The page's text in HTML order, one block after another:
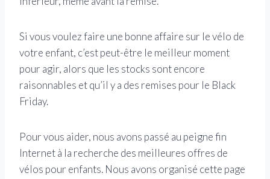
Si vous voulez faire une bonne affaire sur le vélo de
votre enfant, c’est peut-être le meilleur moment
pour agir, alors que les stocks sont encore
raisonnables et qu’il y a des remises pour le Black
Friday.
Pour vous aider, nous avons passé au peigne fin
Internet à la recherche des meilleures offres de
vélos pour enfants. Nous avons organisé cette page